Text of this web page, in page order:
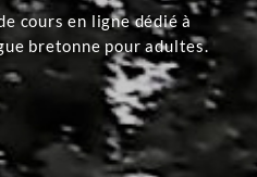
cours en ligne dédié à
bretonne pour adultes.